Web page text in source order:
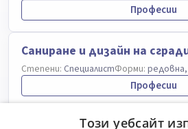
Професии
Саниране и дизайн на
Степени: СпециалистФорми: редовна,
Професии
Този уебсайт